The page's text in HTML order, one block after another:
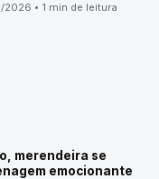
• 1 min de leitura
merendeira se
emocionante